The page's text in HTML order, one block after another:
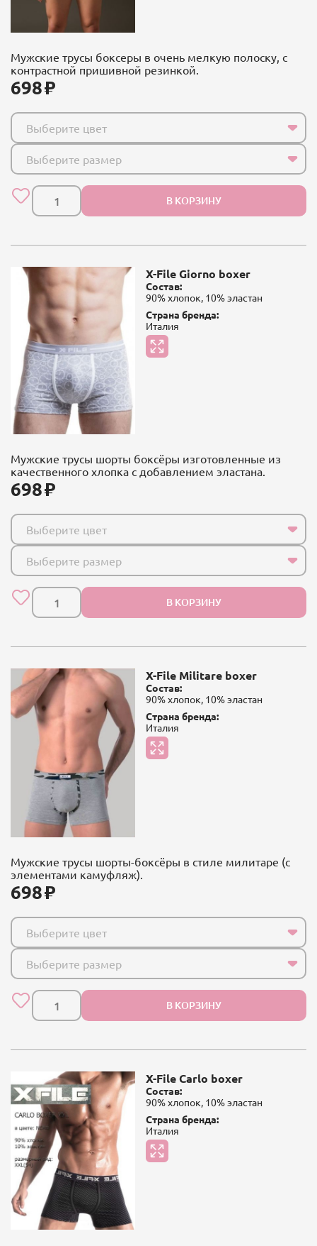
Мужские трусы боксеры в очень мелкую полоску, с
контрастной пришивной резинкой.
698
Выберите цвет
Выберите размер
В КОРЗИНУ
X-File Giorno boxer
Состав:
90% хлопок, 10% эластан
Страна бренда:
Италия
Мужские трусы шорты боксёры изготовленные из
качественного хлопка с добавлением эластана.
698
Выберите цвет
Выберите размер
В КОРЗИНУ
X-File Militare boxer
Состав:
90% хлопок, 10% эластан
Страна бренда:
Италия
Мужские трусы шорты-боксёры в стиле милитаре (с
элементами камуфляж).
698
Выберите цвет
Выберите размер
В КОРЗИНУ
X-File Carlo boxer
Состав:
90% хлопок, 10% эластан
Страна бренда:
Италия